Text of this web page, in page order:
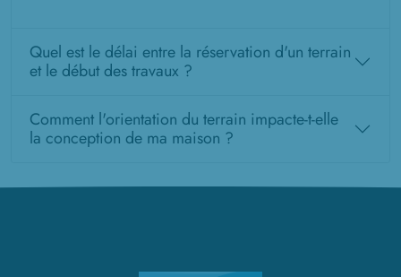
Quel est le délai entre la réservation d'un terrain
et le début des travaux ?
Comment l'orientation du terrain impacte-t-elle
la conception de ma maison ?